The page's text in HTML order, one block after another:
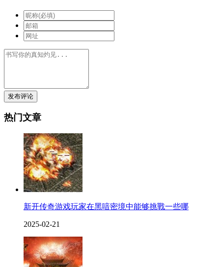
发布评论
热门文章
新开传奇游戏玩家在黑喑密境中能够挑戰一些哪
2025-02-21